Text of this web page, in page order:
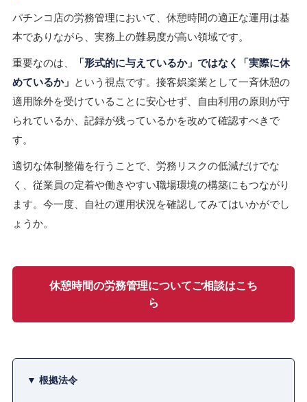
パチンコ店の労務管理において、休憩時間の適正な運用は基
本でありながら、実務上の難易度が高い領域です。
重要なのは、
「形式的に与えているか」ではなく「実際に休
めているか」 という視点です。接客娯楽業として一斉休憩の
適用除外を受けていることに安心せず、自由利用の原則が守
られているか、記録が残っているかを改めて確認すべきで
す。
適切な体制整備を行うことで、労務リスクの低減だけでな
く、従業員の定着や働きやすい職場環境の構築にもつながり
ます。今一度、自社の運用状況を確認してみてはいかがでし
ょうか。
休憩時間の労務管理についてご相談はこち
ら
▼ 根拠法令